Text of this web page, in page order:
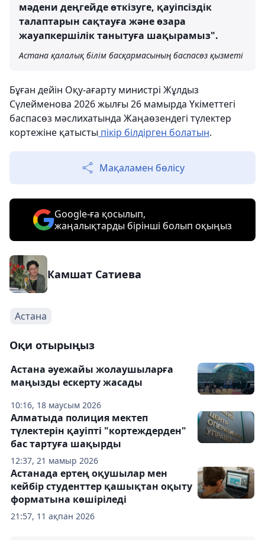
мәдени деңгейде өткізуге, қауіпсіздік
талаптарын сақтауға және өзара
жауапкершілік танытуға шақырамыз".
Астана қалалық білім басқармасының баспасөз қызметі
Бұған дейін Оқу-ағарту министрі Жұлдыз
Сүлейменова 2026 жылғы 26 мамырда Үкіметтегі
баспасөз мәслихатында Жаңаөзендегі түлектер
кортежіне қатысты пікір білдірген болатын.
Мақаламен бөлісу
Google-ға қосылып,
жаңалықтарды бірінші болып оқыңыз
Камшат Сатиева
Астана
Оқи отырыңыз
10:16, 18 маусым 2026
Астана әуежайы жолаушыларға
маңызды ескерту жасады
12:37, 21 мамыр 2026
Алматыда полиция мектеп
түлектерін қауіпті "кортеждерден"
бас тартуға шақырды
21:57, 11 ақпан 2026
Астанада ертең оқушылар мен
кейбір студенттер қашықтан оқыту
форматына көшіріледі